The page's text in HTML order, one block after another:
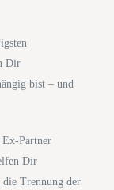
Dir
bist – und
Partner
Dir
Trennung der